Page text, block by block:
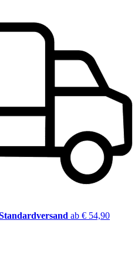
ab € 54,90